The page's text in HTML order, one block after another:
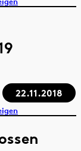
22.11.2018